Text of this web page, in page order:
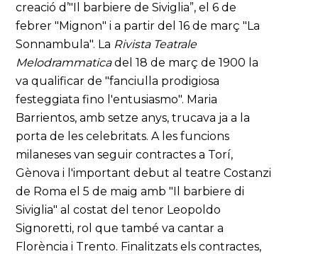
creació d’"Il barbiere de Siviglia”, el 6 de
febrer "Mignon" i a partir del 16 de març "La
Sonnambula". La Rivista Teatrale
Melodrammaticadel 18 de març de 1900 la
va qualificar de "fanciulla prodigiosa
festeggiata fino l'entusiasmo". Maria
Barrientos, amb setze anys, trucava ja a la
porta de les celebritats. A les funcions
milaneses van seguir contractes a Torí,
Gènova i l'important debut al teatre Costanzi
de Roma el 5 de maig amb "Il barbiere di
Siviglia" al costat del tenor Leopoldo
Signoretti, rol que també va cantar a
Florència i Trento. Finalitzats els contractes,